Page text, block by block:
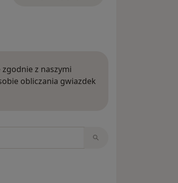
z naszymi
obliczania gwiazdek